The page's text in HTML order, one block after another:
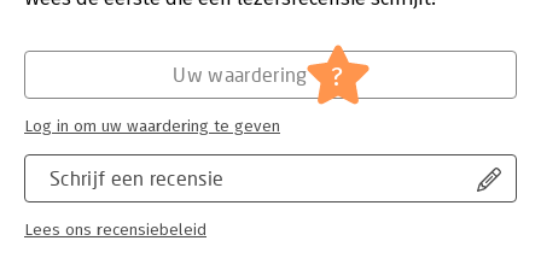
simulations, covering both variable- and object-oriented
Verschijningsdatum:
13-5-2018
Hoofdrubriek:
maatschappij
Serie:
Schrijf een recensie
Lees ons recensiebeleid
Uw waardering ?
Log in om uw waardering te geven